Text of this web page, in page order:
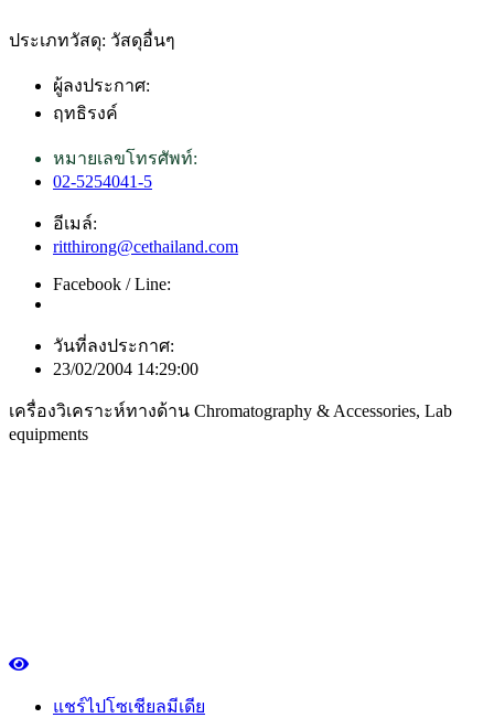
ประเภทวัสดุ: วัสดุอื่นๆ
ผู้ลงประกาศ:
ฤทธิรงค์
หมายเลขโทรศัพท์:
02-5254041-5
อีเมล์:
ritthirong@cethailand.com
Facebook / Line:
วันที่ลงประกาศ:
23/02/2004 14:29:00
เครื่องวิเคราะห์ทางด้าน Chromatography & Accessories, Lab
equipments
แชร์ไปโซเชียลมีเดีย